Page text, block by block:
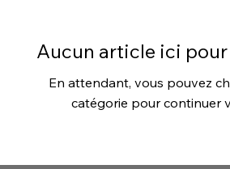
Aucun article ici
En attendant, vous pouvez
catégorie pour continuer